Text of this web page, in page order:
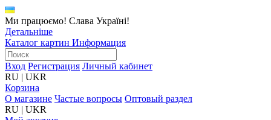
Ми працюємо! Слава Україні!
Детальніше
Каталог картин Информация
Вход Регистрация Личный кабинет
RU | UKR
Корзина
О магазине Частые вопросы Оптовый раздел
RU | UKR